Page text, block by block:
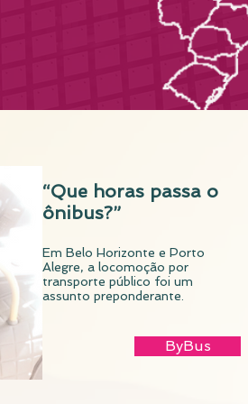
“Que horas passa o
ônibus?”
Em Belo Horizonte e Porto
Alegre, a locomoção por
transporte público foi um
assunto preponderante.
ByBus